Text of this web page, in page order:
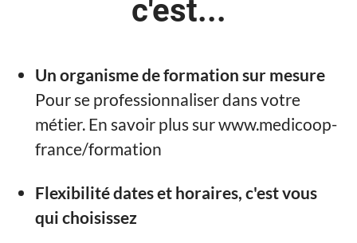
c'est...
Un organisme de formation sur mesure
Pour se professionnaliser dans votre
métier. En savoir plus sur www.medicoop-
france/formation
Flexibilité dates et horaires, c'est vous
qui choisissez